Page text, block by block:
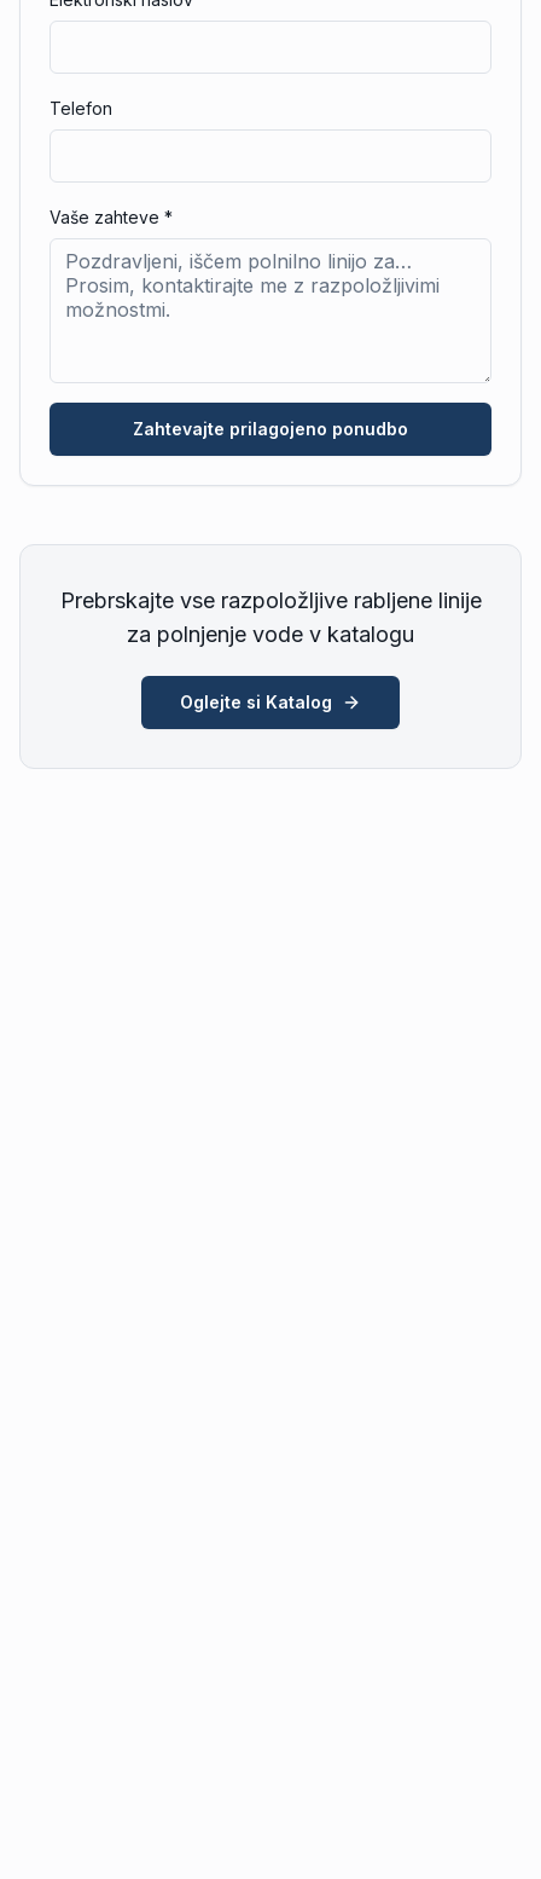
Telefon
Vaše zahteve *
Zahtevajte prilagojeno ponudbo
Prebrskajte vse razpoložljive rabljene linije
za polnjenje vode v katalogu
Oglejte si Katalog